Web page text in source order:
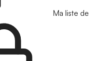
Ma liste de